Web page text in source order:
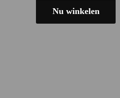
Nu winkelen